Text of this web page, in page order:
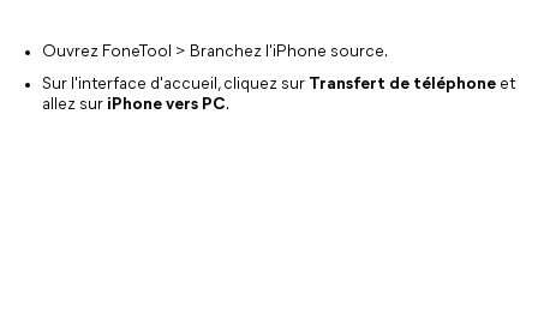
Ouvrez FoneTool > Branchez l'iPhone source.
Sur l'interface d'accueil, cliquez sur Transfert de téléphone et
allez sur iPhone vers PC.